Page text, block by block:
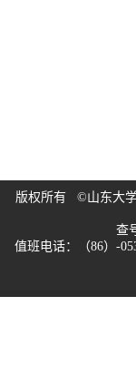
版权所有 ©山东大
查
值班电话：（86）-